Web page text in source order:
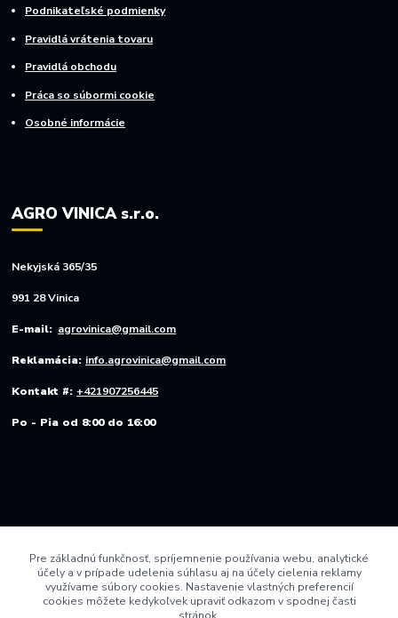
Podnikateľské podmienky
Pravidlá vrátenia tovaru
Pravidlá obchodu
Práca so súbormi cookie
Osobné informácie
AGRO VINICA s.r.o.
Nekyjská 365/35
991 28 Vinica
E-mail: agrovinica@gmail.com
Reklamácia: info.agrovinica@gmail.com
Kontakt #: +421907256445
Po - Pia od 8:00 do 16:00
Pre základnú funkčnosť, spríjemnenie používania webu, analytické
účely a v prípade udelenia súhlasu aj na účely cielenia reklamy
využívame súbory cookies. Nastavenie vlastných preferencií
cookies môžete kedykoľvek upraviť odkazom v spodnej časti
stránok.